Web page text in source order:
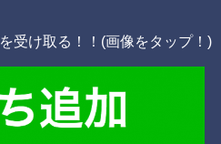
を受け取る！！(画像をタップ！)